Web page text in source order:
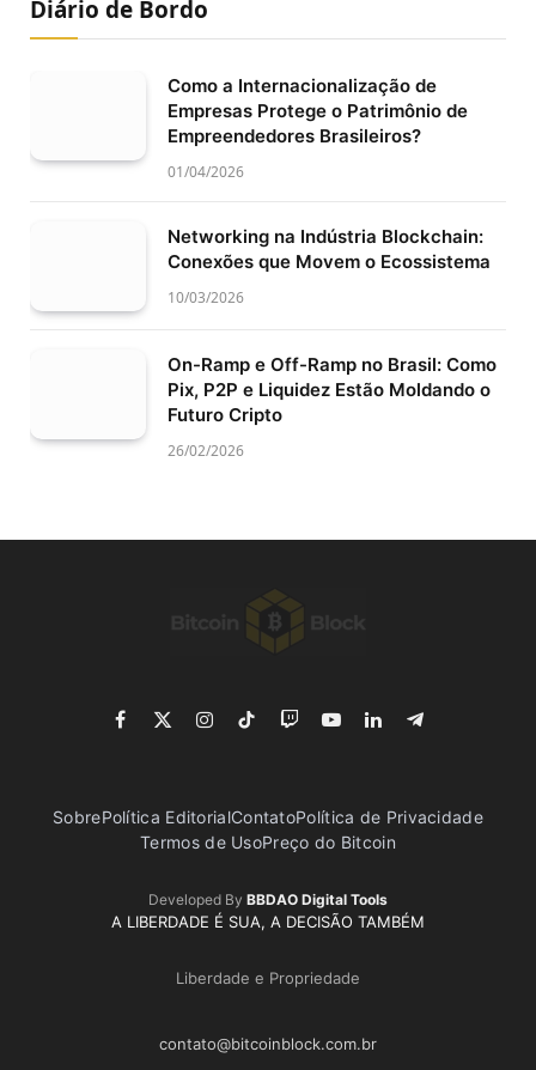
Diário de Bordo
Como a Internacionalização de
Empresas Protege o Patrimônio de
Empreendedores Brasileiros?
01/04/2026
Networking na Indústria Blockchain:
Conexões que Movem o Ecossistema
10/03/2026
On-Ramp e Off-Ramp no Brasil: Como
Pix, P2P e Liquidez Estão Moldando o
Futuro Cripto
26/02/2026
Facebook
X
Instagram
TikTokTwitchYouTubeLinkedInTelegram
SobrePolítica EditorialContatoPolítica de Privacidade
Termos de UsoPreço do Bitcoin
Developed By BBDAO Digital Tools
A LIBERDADE É SUA, A DECISÃO TAMBÉM
Liberdade e Propriedade
contato@bitcoinblock.com.br